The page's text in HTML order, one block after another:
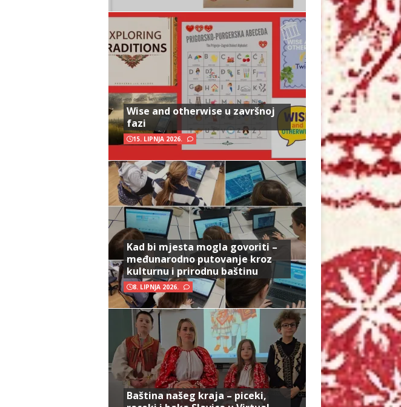
Wise and otherwise u završnoj
fazi
15. LIPNJA 2026.
Kad bi mjesta mogla govoriti –
međunarodno putovanje kroz
kulturnu i prirodnu baštinu
8. LIPNJA 2026.
Baština našeg kraja – piceki,